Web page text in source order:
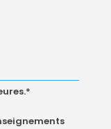
: